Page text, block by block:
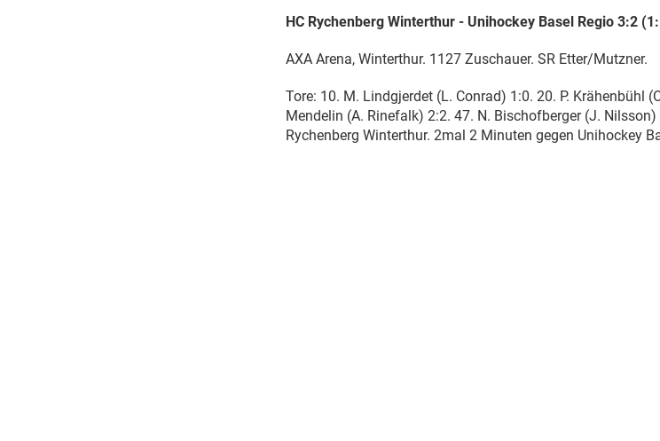
HC Rychenberg Winterthur - Unihockey Basel Regio 3:2
AXA Arena, Winterthur. 1127 Zuschauer. SR Etter/Mutzner.
Tore: 10. M. Lindgjerdet (L. Conrad) 1:0. 20. P. Krähenbühl
Mendelin (A. Rinefalk) 2:2. 47. N. Bischofberger (J.
Rychenberg Winterthur. 2mal 2 Minuten gegen Unihockey